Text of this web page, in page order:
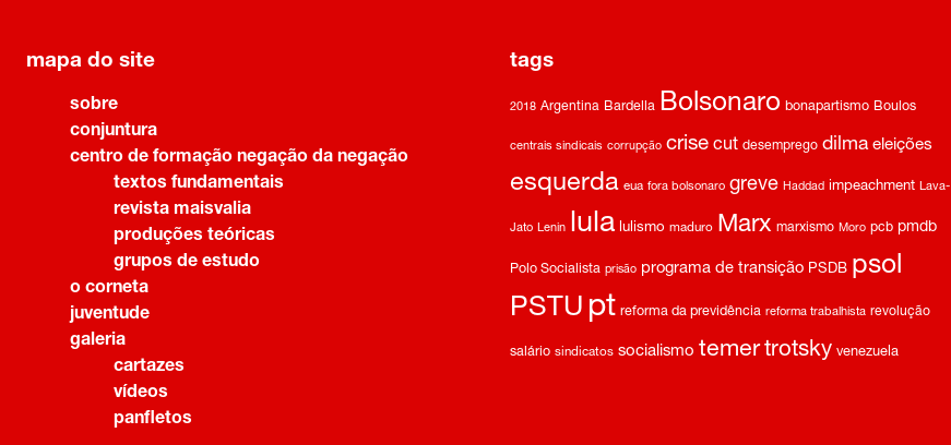
mapa do site
sobre
conjuntura
centro de formação negação da negação
textos fundamentais
revista maisvalia
produções teóricas
grupos de estudo
o corneta
juventude
galeria
cartazes
vídeos
panfletos
tags
2018 Argentina Bardella Bolsonaro bonapartismo Boulos
centrais sindicais corrupção crise cut desemprego dilma eleições
esquerda eua fora bolsonaro greve Haddad impeachment Lava-
Jato Lenin lula lulismo maduro Marx marxismo Moro pcb pmdb
Polo Socialista prisão programa de transição PSDB psol
PSTU pt reforma da previdência reforma trabalhista revolução
salário sindicatos socialismo temer trotsky venezuela